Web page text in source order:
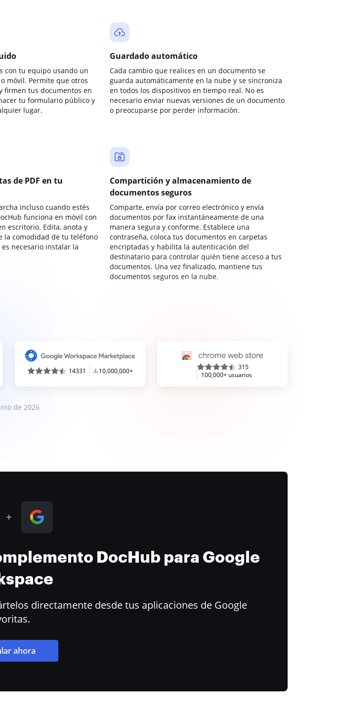
con tu equipo usando un
móvil. Permite que otros
firmen tus documentos en
tu formulario público y
lugar.
Guardado automático
Cada cambio que realices en un documento se
guarda automáticamente en la nube y se sincroniza
en todos los dispositivos en tiempo real. No es
necesario enviar nuevas versiones de un documento
o preocuparse por perder información.
de PDF en tu
incluso cuando estés
funciona en móvil con
escritorio. Edita, anota y
la comodidad de tu teléfono
necesario instalar la
Compartición y almacenamiento de
documentos seguros
Comparte, envía por correo electrónico y envía
documentos por fax instantáneamente de una
manera segura y conforme. Establece una
contraseña, coloca tus documentos en carpetas
encriptadas y habilita la autenticación del
destinatario para controlar quién tiene acceso a tus
documentos. Una vez finalizado, mantiene tus
documentos seguros en la nube.
14331 10,000,000+
315
100,000+ usuarios
de 2026
DocHub para Google
directamente desde tus aplicaciones de Google
ahora